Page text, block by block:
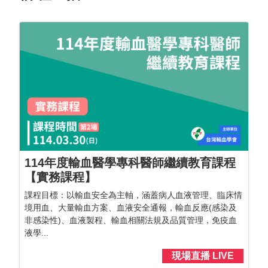
114年度輸血醫學專科醫師繼續教育課程
【實務課程】
課程目標：以輸血安全為主軸，涵蓋病人血液管理、臨床情
境用血、大量輸血方案、血液安全通報，輸血反應(感染及
非感染性)、血液製程、輸血相關法規及品質管理，免疫血
液學...
現場直播 LIVE